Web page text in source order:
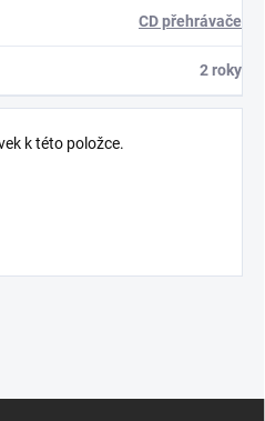
CD přehrávače
2 roky
k této položce.